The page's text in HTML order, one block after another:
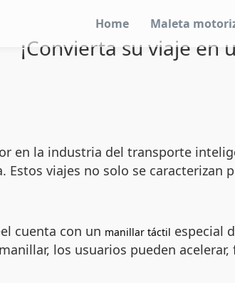
Home Maleta
¡Convierta su viaje en
en la industria del transporte
Estos viajes no solo se
cuenta con un manillar táctil especial
los usuarios pueden